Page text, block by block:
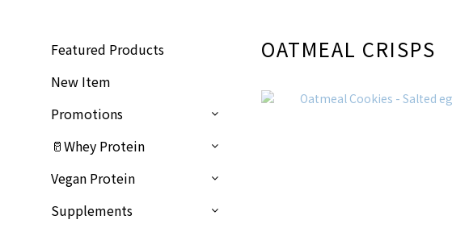
Featured Products
New Item
Promotions
🥛Whey Protein
Vegan Protein
Supplements
OATMEAL CRISPS